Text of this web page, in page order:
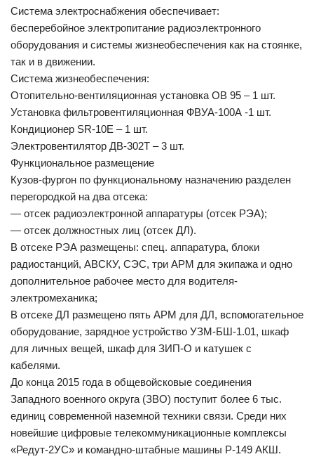
Система электроснабжения обеспечивает:
бесперебойное электропитание радиоэлектронного
оборудования и системы жизнеобеспечения как на стоянке,
так и в движении.
Система жизнеобеспечения:
Отопительно-вентиляционная установка ОВ 95 – 1 шт.
Установка фильтровентиляционная ФВУА-100А -1 шт.
Кондиционер SR-10E – 1 шт.
Электровентилятор ДВ-302Т – 3 шт.
Функциональное размещение
Кузов-фургон по функциональному назначению разделен
перегородкой на два отсека:
— отсек радиоэлектронной аппаратуры (отсек РЭА);
— отсек должностных лиц (отсек ДЛ).
В отсеке РЭА размещены: спец. аппаратура, блоки
радиостанций, АВСКУ, СЭС, три АРМ для экипажа и одно
дополнительное рабочее место для водителя-
электромеханика;
В отсеке ДЛ размещено пять АРМ для ДЛ, вспомогательное
оборудование, зарядное устройство УЗМ-БШ-1.01, шкаф
для личных вещей, шкаф для ЗИП-О и катушек с
кабелями.
До конца 2015 года в общевойсковые соединения
Западного военного округа (ЗВО) поступит более 6 тыс.
единиц современной наземной техники связи. Среди них
новейшие цифровые телекоммуникационные комплексы
«Редут-2УС» и командно-штабные машины Р-149 АКШ.